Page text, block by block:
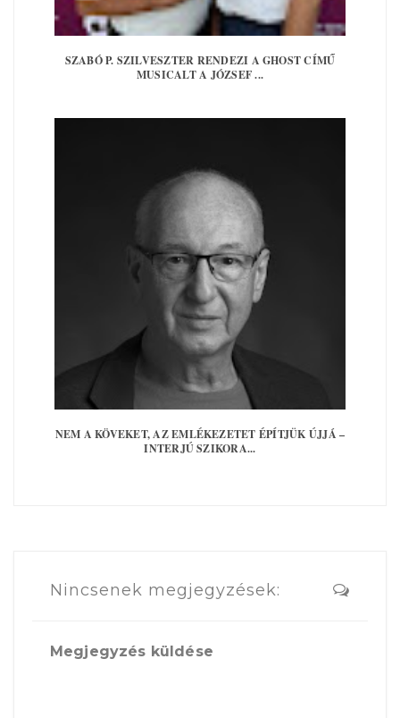
SZABÓ P. SZILVESZTER RENDEZI A GHOST CÍMŰ
MUSICALT A JÓZSEF ...
NEM A KÖVEKET, AZ EMLÉKEZETET ÉPÍTJÜK ÚJJÁ –
INTERJÚ SZIKORA...
Nincsenek megjegyzések:
Megjegyzés küldése